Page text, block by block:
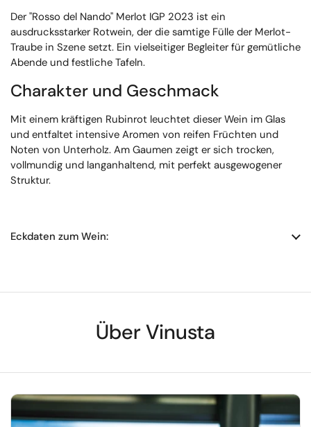
Der "Rosso del Nando" Merlot IGP 2023 ist ein
ausdrucksstarker Rotwein, der die samtige Fülle der Merlot-
Traube in Szene setzt. Ein vielseitiger Begleiter für gemütliche
Abende und festliche Tafeln.
Charakter und Geschmack
Mit einem kräftigen Rubinrot leuchtet dieser Wein im Glas
und entfaltet intensive Aromen von reifen Früchten und
Noten von Unterholz. Am Gaumen zeigt er sich trocken,
vollmundig und langanhaltend, mit perfekt ausgewogener
Struktur.
Eckdaten zum Wein:
Über Vinusta